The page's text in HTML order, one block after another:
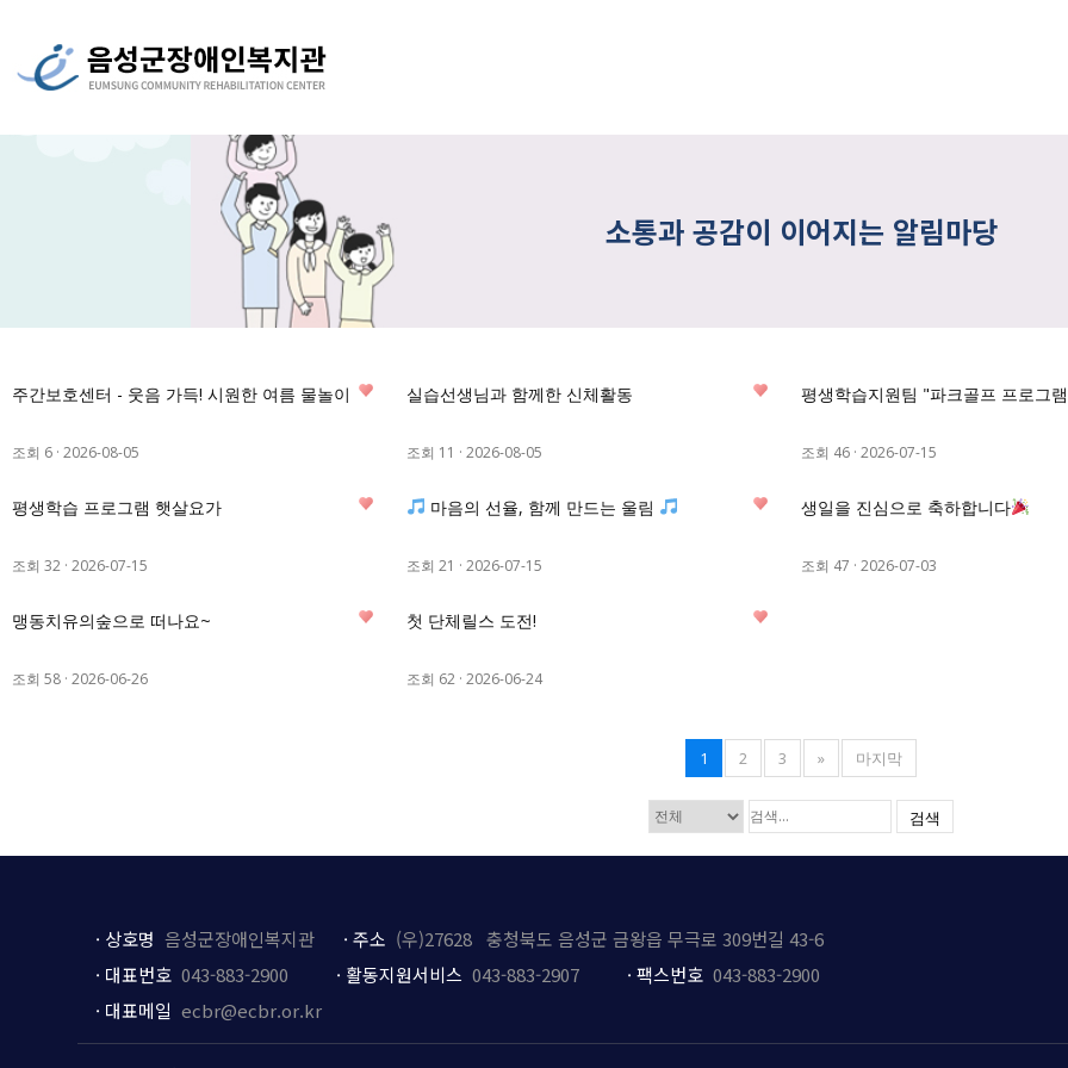
소통과 공감이 이어지는 알림마당
주간보호센터 - 웃음 가득! 시원한 여름 물놀이
조회 6 · 2026-08-05
0 실습선생님과 함께한 신체활동
조회 11 · 2026-08-05
0 평생학습지원팀 "파크골프 프로그
조회 46 · 2026-07-15
평생학습 프로그램 햇살요가
조회 32 · 2026-07-15
2 마음의 선율, 함께 만드는 울림
조회 21 · 2026-07-15
0 생일을 진심으로 축하합니다
조회 47 · 2026-07-03
맹동치유의숲으로 떠나요~
조회 58 · 2026-06-26
0 첫 단체릴스 도전!
조회 62 · 2026-06-24
0
1 2 3 » 마지막
검색
· 상호명 음성군장애인복지관 · 주소 (우)27628 충청북도 음성군 금왕읍 무극로 309번길 43-6
· 대표번호 043-883-2900 · 활동지원서비스 043-883-2907 · 팩스번호 043-883-2900
· 대표메일 ecbr@ecbr.or.kr